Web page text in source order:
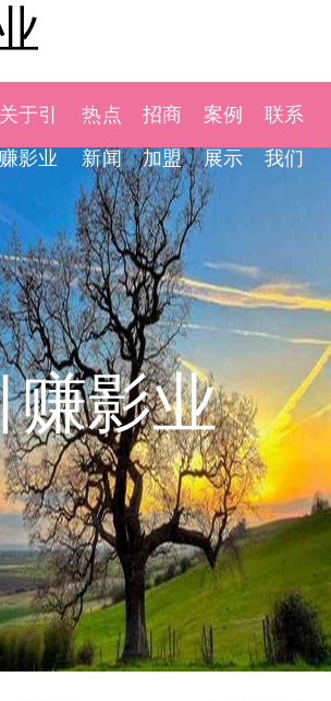
关于引
赚影业
热点
新闻
招商
加盟
案例
展示
联系
我们
赚影业